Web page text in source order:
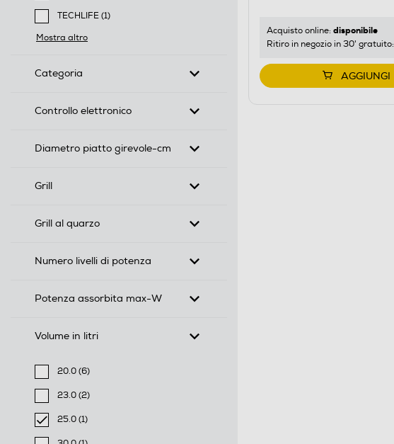
selected Filtro applicato per Marca: HISENSE
TECHLIFE (1)
Filtra per Marca: TECHLIFE
Mostra altro
Categoria
Controllo elettronico
Diametro piatto girevole-cm
Grill
Grill al quarzo
Numero livelli di potenza
Potenza assorbita max-W
Volume in litri
20.0 (6)
Filtra per Volume in litri: 20.0
23.0 (2)
Filtra per Volume in litri: 23.0
25.0 (1)
selected Filtro applicato per Volume in litri: 25.0
Acquisto online: disponibile
Ritiro in negozio in 30' gratuito:
AGGIUNGI